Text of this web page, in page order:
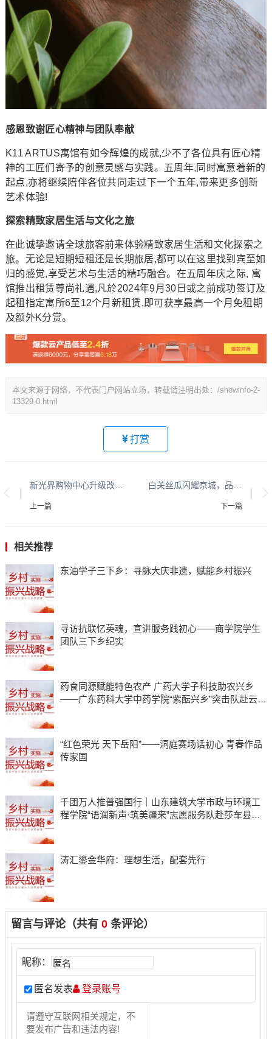
感恩致谢匠心精神与团队奉献
K11 ARTUS寓馆有如今辉煌的成就,少不了各位具有匠心精
神的工匠们寄予的创意灵感与实践。五周年,同时寓意着新的
起点,亦将继续陪伴各位共同走过下一个五年,带来更多创新
艺术体验!
探索精致家居生活与文化之旅
在此诚挚邀请全球旅客前来体验精致家居生活和文化探索之
旅。无论是短期短租还是长期旅居,都可以在这里找到宾至如
归的感觉,享受艺术与生活的精巧融合。在五周年庆之际, 寓
馆推出租赁尊尚礼遇,凡於2024年9月30日或之前成功签订及
起租指定寓所6至12个月新租赁,即可获享最高一个月免租期
及额外K分赏。
本文来源于网络，不代表门户网站立场，转载请注明出处：/showinfo-2-
13329-0.html
打赏
新光界购物中心升级改造焕新启航，新品牌齐聚共绘商业新篇章
上一篇 下一篇
相关推荐
东油学子三下乡：寻脉大庆非遗，赋能乡村振兴
寻访抗联忆英魂，宣讲服务践初心——商学院学生
团队三下乡纪实
药食同源赋能特色农产 广药大学子科技助农兴乡
——广东药科大学中药学院“紫酝兴乡”突击队赴云浮
“红色荣光 天下岳阳”——洞庭赛场话初心 青春作品
传家国
千团万人推普强国行｜山东建筑大学市政与环境工
程学院“语润新声·筑美疆来”志愿服务队赴莎车县开
​涛汇鎏金华府：理想生活，配套先行
留言与评论（共有 0条评论）
昵称：
匿名发表 登录账号